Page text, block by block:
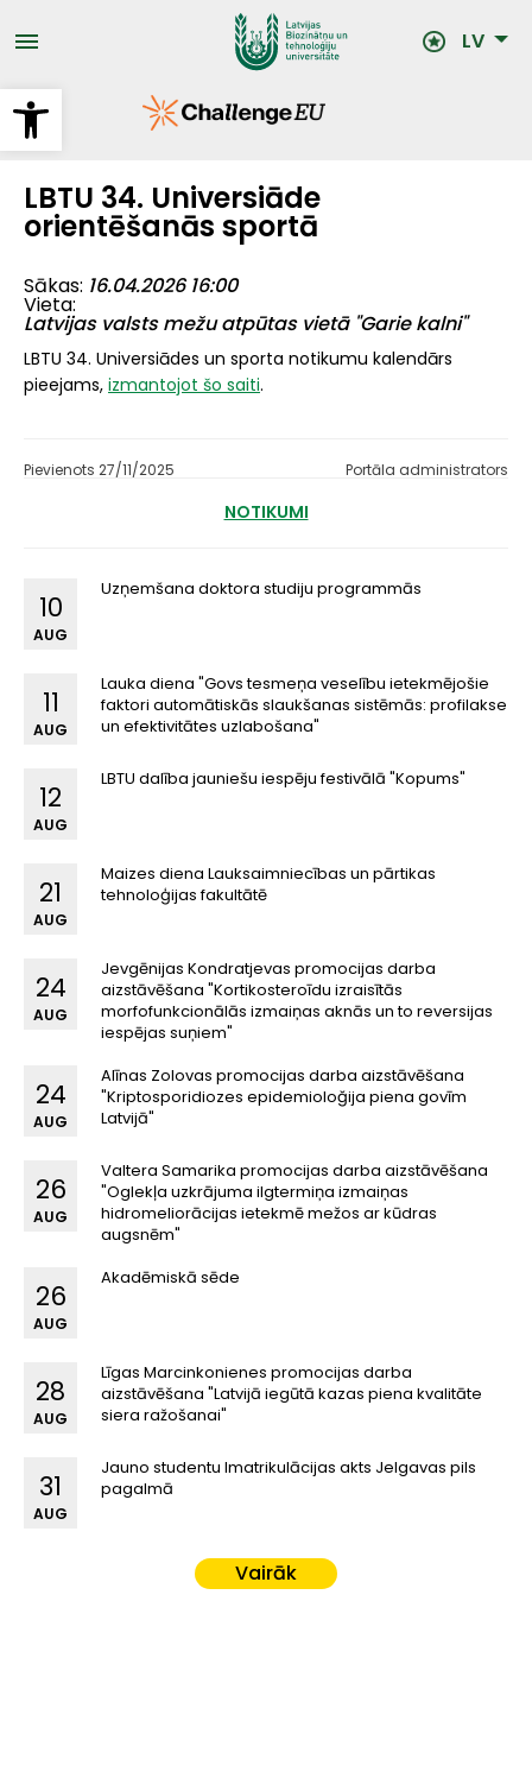
Open toolbar
uz
galveno LV
LBTU 34. Universiāde
orientēšanās sportā
Sākas 16.04.2026 16:00
Vieta
Latvijas valsts mežu atpūtas vietā "Garie kalni"
LBTU 34. Universiādes un sporta notikumu kalendārs
pieejams, izmantojot šo saiti.
Pievienots 27/11/2025 Portāla administrators
NOTIKUMI
Uzņemšana doktora studiju programmās
10
AUG
Lauka diena "Govs tesmeņa veselību ietekmējošie
faktori automātiskās slaukšanas sistēmās: profilakse
un efektivitātes uzlabošana"
11
AUG
LBTU dalība jauniešu iespēju festivālā "Kopums"
12
AUG
Maizes diena Lauksaimniecības un pārtikas
tehnoloģijas fakultātē
21
AUG
Jevgēnijas Kondratjevas promocijas darba
aizstāvēšana "Kortikosteroīdu izraisītās
morfofunkcionālās izmaiņas aknās un to reversijas
iespējas suņiem"
24
AUG
Alīnas Zolovas promocijas darba aizstāvēšana
"Kriptosporidiozes epidemioloğija piena govīm
Latvijā"
24
AUG
Valtera Samarika promocijas darba aizstāvēšana
"Oglekļa uzkrājuma ilgtermiņa izmaiņas
hidromeliorācijas ietekmē mežos ar kūdras
augsnēm"
26
AUG
Akadēmiskā sēde
26
AUG
Līgas Marcinkonienes promocijas darba
aizstāvēšana "Latvijā iegūtā kazas piena kvalitāte
siera ražošanai"
28
AUG
Jauno studentu Imatrikulācijas akts Jelgavas pils
pagalmā
31
AUG
Vairāk